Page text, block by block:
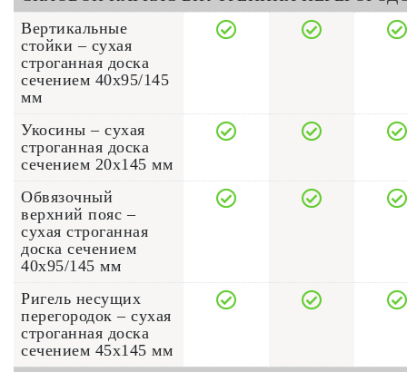
Вертикальные
стойки – сухая
строганная доска
сечением 40x95/145
мм
Укосины – сухая
строганная доска
сечением 20x145 мм
Обвязочный
верхний пояс –
сухая строганная
доска сечением
40x95/145 мм
Ригель несущих
перегородок – сухая
строганная доска
сечением 45x145 мм